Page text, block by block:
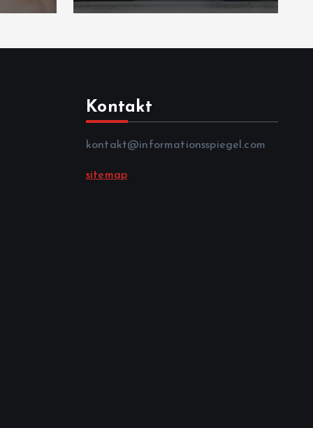
Kontakt
kontakt@informationsspiegel.com
sitemap